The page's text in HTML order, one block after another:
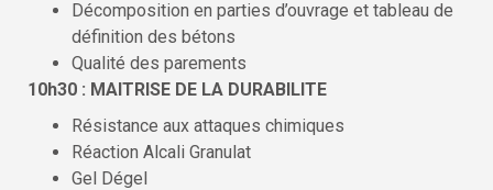
Décomposition en parties d’ouvrage et tableau de
définition des bétons
Qualité des parements
10h30 : MAITRISE DE LA DURABILITE
Résistance aux attaques chimiques
Réaction Alcali Granulat
Gel Dégel